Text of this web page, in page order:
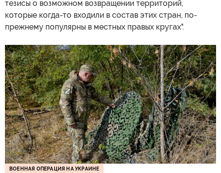
тезисы о возможном возвращении территорий,
которые когда-то входили в состав этих стран, по-
прежнему популярны в местных правых кругах".
ВОЕННАЯ ОПЕРАЦИЯ НА УКРАИНЕ